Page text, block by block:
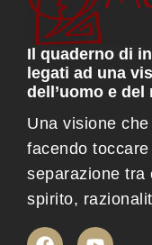
Il quaderno di
legati ad una
dell’uomo e del
Una visione
facendo
separazione tra
spirito,